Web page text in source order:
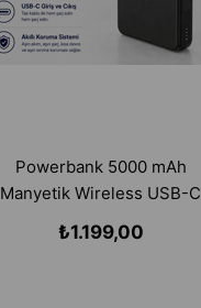
Powerbank 5000 mAh
Manyetik Wireless USB-C
Taşınabilir Şarj Cihazı
₺1.199,00